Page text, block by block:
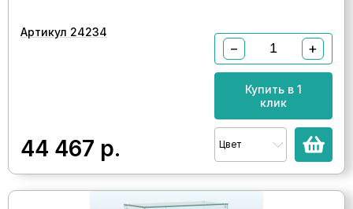
Артикул 24234
44 467 р.
− +
Купить в 1
клик
Цвет